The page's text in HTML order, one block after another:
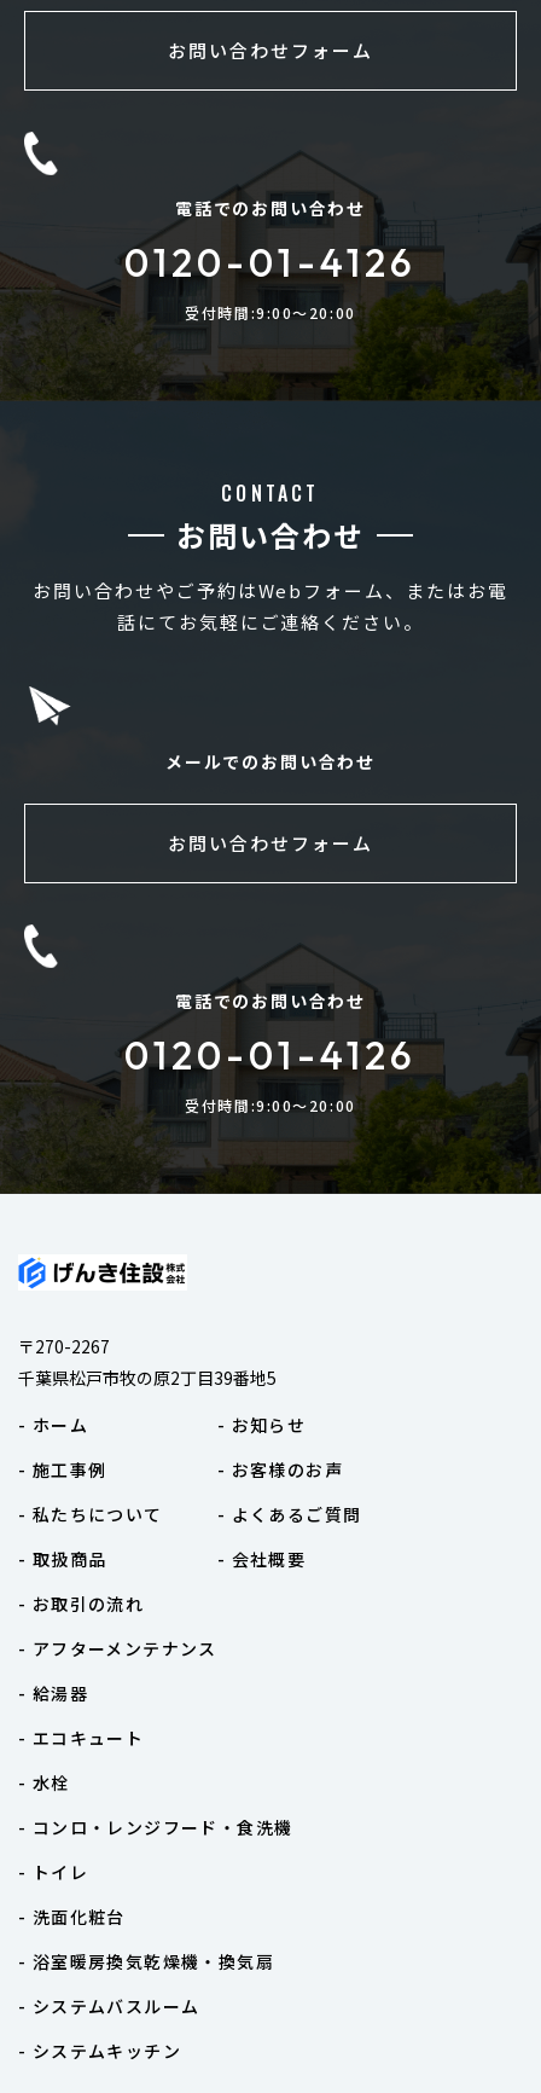
お問い合わせフォーム
電話でのお問い合わせ
0120-01-4126
受付時間:9:00〜20:00
CONTACT
お問い合わせ
お問い合わせやご予約はWebフォーム、またはお電
話にてお気軽にご連絡ください。
メールでのお問い合わせ
お問い合わせフォーム
電話でのお問い合わせ
0120-01-4126
受付時間:9:00〜20:00
〒270-2267
千葉県松戸市牧の原2丁目39番地5
- ホーム
- 施工事例
- 私たちについて
- 取扱商品
- お取引の流れ
- アフターメンテナンス
- お知らせ
- お客様のお声
- よくあるご質問
- 会社概要
- 給湯器
- エコキュート
- 水栓
- コンロ・レンジフード・食洗機
- トイレ
- 洗面化粧台
- 浴室暖房換気乾燥機・換気扇
- システムバスルーム
- システムキッチン